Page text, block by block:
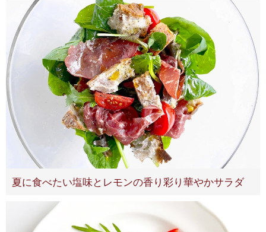
夏に食べたい塩味とレモンの香り彩り華やかサラダ